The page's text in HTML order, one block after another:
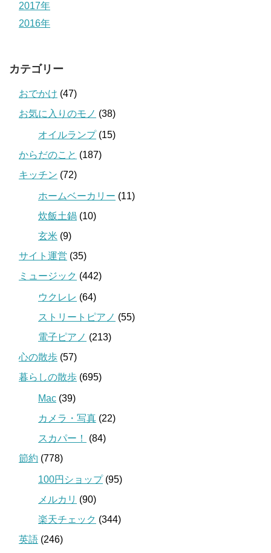
2017年
2016年
カテゴリー
おでかけ (47)
お気に入りのモノ (38)
オイルランプ(15)
からだのこと (187)
キッチン (72)
ホームベーカリー (11)
炊飯土鍋 (10)
玄米 (9)
サイト運営 (35)
ミュージック (442)
ウクレレ (64)
ストリートピアノ (55)
電子ピアノ (213)
心の散歩 (57)
暮らしの散歩 (695)
Mac (39)
カメラ・写真 (22)
スカパー！
(84)
節約 (778)
100円ショップ(95)
メルカリ (90)
楽天チェック (344)
英語 (246)